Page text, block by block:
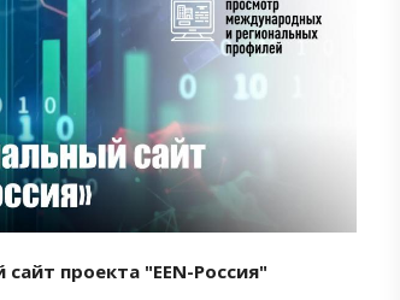
Смотреть проект
проекта "EEN-Россия"